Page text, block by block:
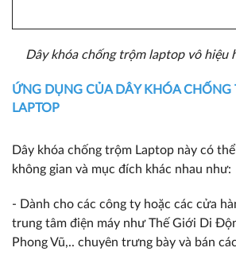
Dây khóa chống trộm laptop vô hiệu
ỨNG DỤNG CỦA DÂY KHÓA CHỐNG
LAPTOP
Dây khóa chống trộm Laptop này có
không gian và mục đích khác nhau như:
- Dành cho các công ty hoặc các cửa
trung tâm điện máy như Thế Giới Di
Phong Vũ,.. chuyên trưng bày và bán